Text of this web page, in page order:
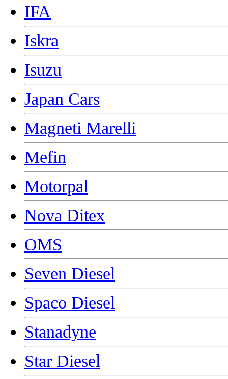
IFA
Iskra
Isuzu
Japan Cars
Magneti Marelli
Mefin
Motorpal
Nova Ditex
OMS
Seven Diesel
Spaco Diesel
Stanadyne
Star Diesel